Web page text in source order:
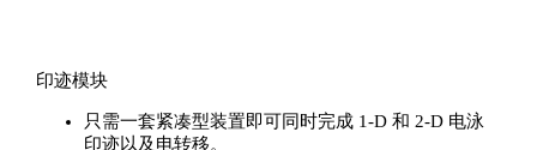
印迹模块
只需一套紧凑型装置即可同时完成 1-D 和 2-D 电泳
印迹以及电转移。